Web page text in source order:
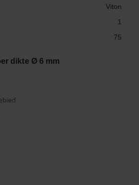
Viton
1
75
dikte Ø 6 mm